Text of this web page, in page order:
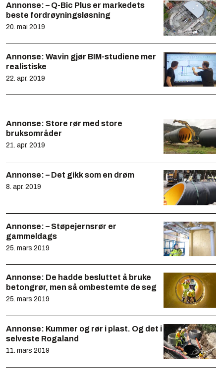
Annonse: – Q-Bic Plus er markedets
beste fordrøyningsløsning
20. mai 2019
Annonse: Wavin gjør BIM-studiene mer
realistiske
22. apr. 2019
Annonse: Store rør med store
bruksområder
21. apr. 2019
Annonse: – Det gikk som en drøm
8. apr. 2019
Annonse: – Støpejernsrør er
gammeldags
25. mars 2019
Annonse: De hadde besluttet å bruke
betongrør, men så ombestemte de seg
25. mars 2019
Annonse: Kummer og rør i plast. Og det i
selveste Rogaland
11. mars 2019